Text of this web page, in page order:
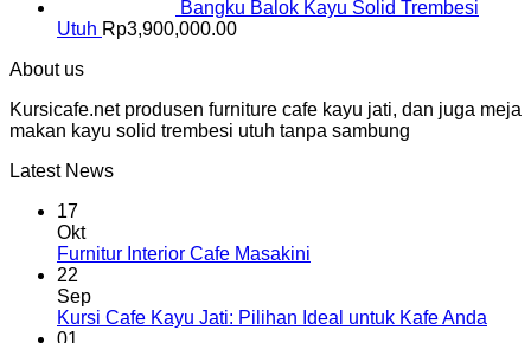
Bangku Balok Kayu Solid Trembesi
Utuh Rp3,900,000.00
About us
Kursicafe.net produsen furniture cafe kayu jati, dan juga meja
makan kayu solid trembesi utuh tanpa sambung
Latest News
17
Okt
Furnitur Interior Cafe Masakini
22
Sep
Kursi Cafe Kayu Jati: Pilihan Ideal untuk Kafe Anda